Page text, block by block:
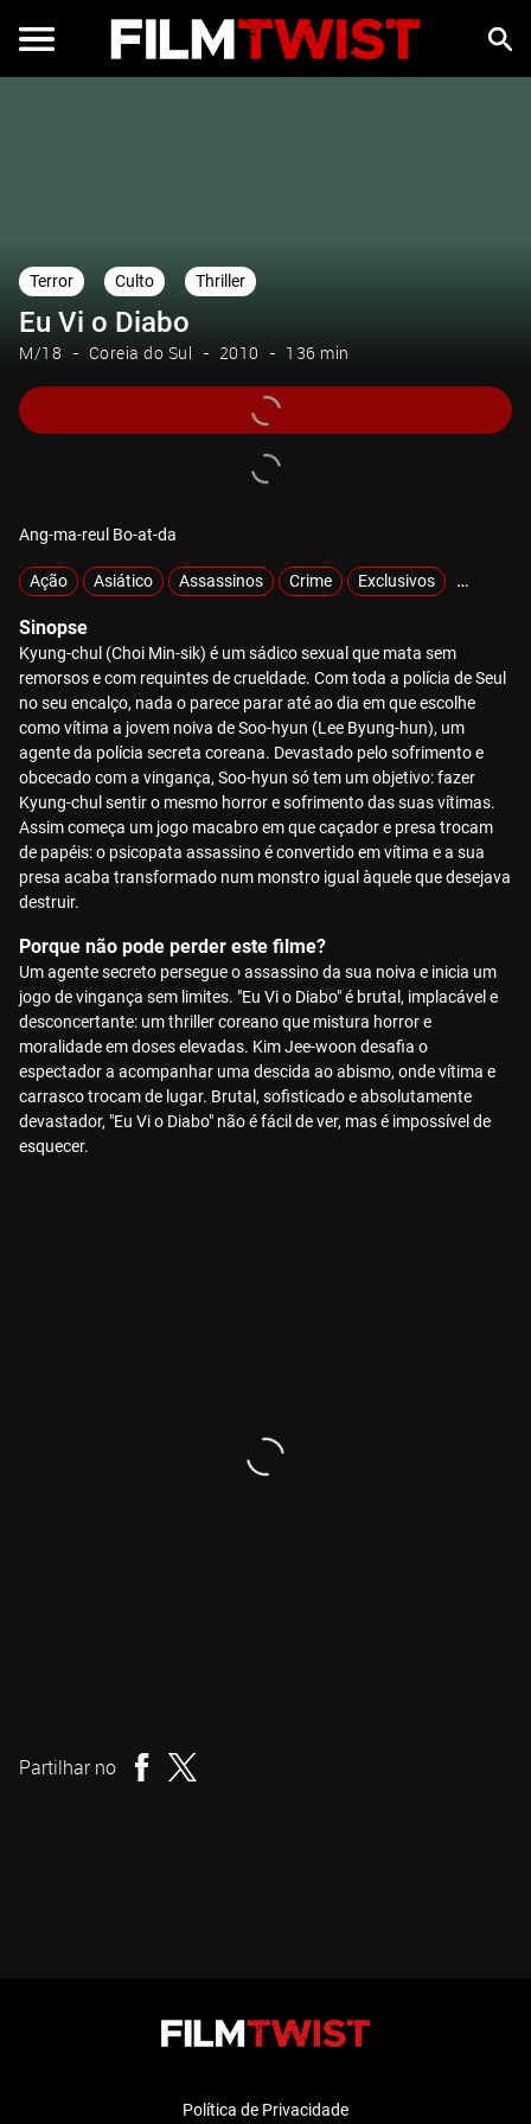
Terror Culto Thriller
Eu Vi o Diabo
M/18 Coreia do Sul 2010 136 min
Ang-ma-reul Bo-at-da
Ação Asiático Assassinos Crime Exclusivos
Sinopse
Kyung-chul (Choi Min-sik) é um sádico sexual que mata sem
remorsos e com requintes de crueldade. Com toda a polícia de Seul
no seu encalço, nada o parece parar até ao dia em que escolhe
como vítima a jovem noiva de Soo-hyun (Lee Byung-hun), um
agente da polícia secreta coreana. Devastado pelo sofrimento e
obcecado com a vingança, Soo-hyun só tem um objetivo: fazer
Kyung-chul sentir o mesmo horror e sofrimento das suas vítimas.
Assim começa um jogo macabro em que caçador e presa trocam
de papéis: o psicopata assassino é convertido em vítima e a sua
presa acaba transformado num monstro igual àquele que desejava
destruir.
Porque não pode perder este filme?
Um agente secreto persegue o assassino da sua noiva e inicia um
jogo de vingança sem limites. "Eu Vi o Diabo" é brutal, implacável e
desconcertante: um thriller coreano que mistura horror e
moralidade em doses elevadas. Kim Jee-woon desafia o
espectador a acompanhar uma descida ao abismo, onde vítima e
carrasco trocam de lugar. Brutal, sofisticado e absolutamente
devastador, "Eu Vi o Diabo" não é fácil de ver, mas é impossível de
esquecer.
Partilhar no
Política de Privacidade